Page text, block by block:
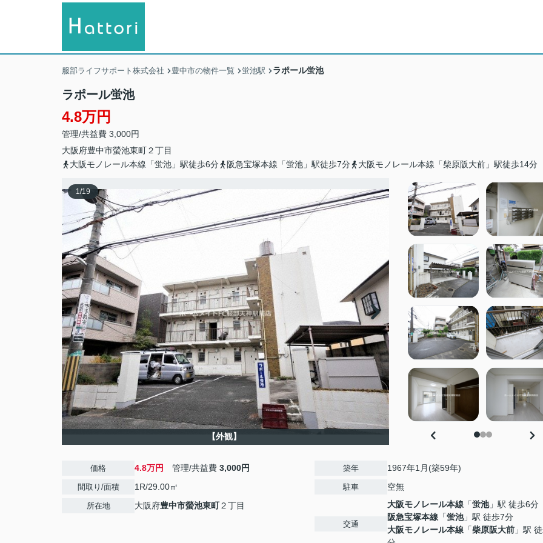
服部ライフサポート株式会社 豊中市の物件一覧 蛍池駅 ラポール蛍池
ラポール蛍池
4.8万円
管理/共益費 3,000円
大阪府豊中市螢池東町２丁目
大阪モノレール本線「蛍池」駅徒歩6分
阪急宝塚本線「蛍池」駅徒歩7分 大阪モノレール本線「柴原阪大前」駅徒歩14分
1/19
【外観】
価格 4.8万円 管理/共益費 3,000円
間取り/面積 1R/29.00㎡
所在地 大阪府豊中市螢池東町２丁目
築年 1967年1月(築59年)
駐車 空無
交通
大阪モノレール本線 「蛍池」駅 徒歩6分
阪急宝塚本線 「蛍池」駅 徒歩7分
大阪モノレール本線 「柴原阪大前 」駅